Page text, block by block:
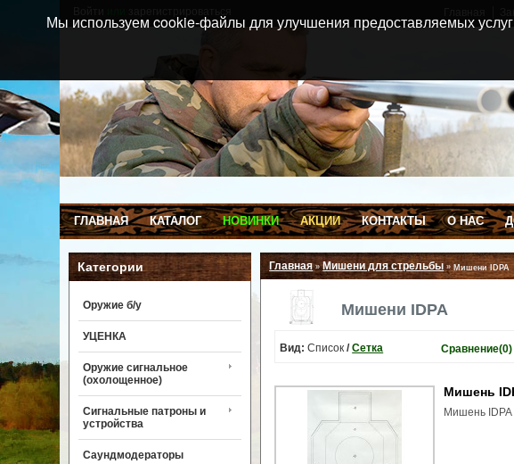
ГЛАВНАЯ КАТАЛОГ НОВИНКИ АКЦИИ КОНТАКТЫ О НАС
Категории
Оружие б/у
УЦЕНКА
Оружие сигнальное
(охолощенное)
Сигнальные патроны и
устройства
Саундмодераторы
Главная»Мишени для стрельбы »Мишени IDPA
Мишени IDPA
Вид: Список/ Сетка Сравнение(0)
Мишень
Мишень IDPA
Мы используем cookie-файлы для улучшения предоставляемых